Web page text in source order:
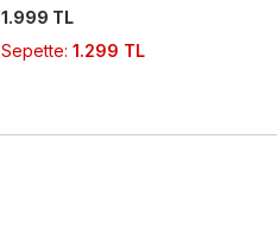
1.999 TL
Sepette: 1.299 TL